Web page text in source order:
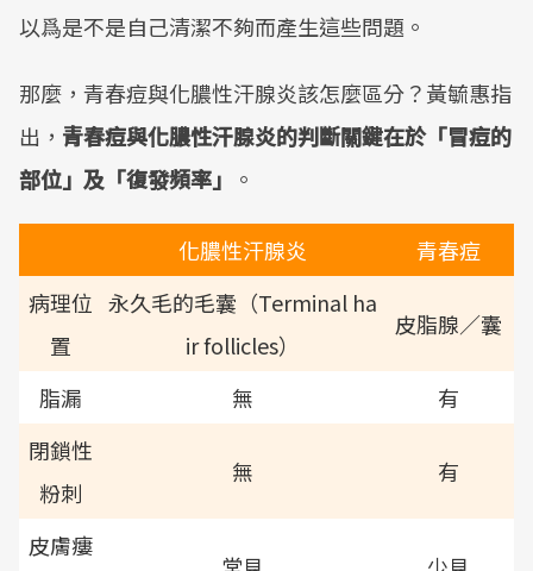
以爲是不是自己清潔不夠而產生這些問題。
那麼，青春痘與化膿性汗腺炎該怎麼區分？黃毓惠指
出， 青春痘與化膿性汗腺炎的判斷關鍵在於「冒痘的
部位」及「復發頻率」
。
化膿性汗腺炎
青春痘
病理位
置
永久毛的毛囊（Terminal ha
ir follicles）
皮脂腺／囊
脂漏 無
有
閉鎖性
粉刺
無 有
皮膚瘻